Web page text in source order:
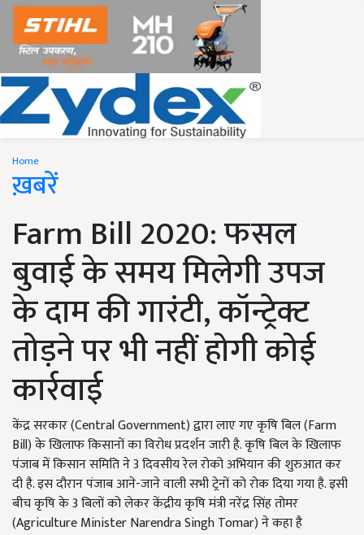
Home
ख़बरें
Farm Bill 2020: फसल
बुवाई के समय मिलेगी उपज
के दाम की गारंटी, कॉन्ट्रेक्ट
तोड़ने पर भी नहीं होगी कोई
कार्रवाई
केंद्र सरकार (Central Government) द्वारा लाए गए कृषि बिल (Farm
Bill) के खिलाफ किसानों का विरोध प्रदर्शन जारी है. कृषि बिल के खिलाफ
पंजाब में किसान समिति ने 3 दिवसीय रेल रोको अभियान की शुरुआत कर
दी है. इस दौरान पंजाब आने-जाने वाली सभी ट्रेनों को रोक दिया गया है. इसी
बीच कृषि के 3 बिलों को लेकर केंद्रीय कृषि मंत्री नरेंद्र सिंह तोमर
(Agriculture Minister Narendra Singh Tomar) ने कहा है